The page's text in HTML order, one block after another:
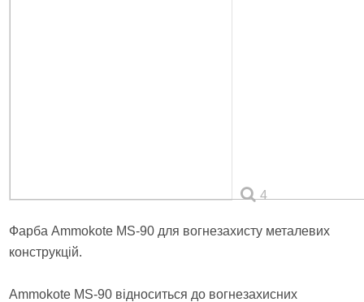
4
Фарба Ammokote MS-90 для вогнезахисту металевих
конструкцій.
Ammokote MS-90 відноситься до вогнезахисних